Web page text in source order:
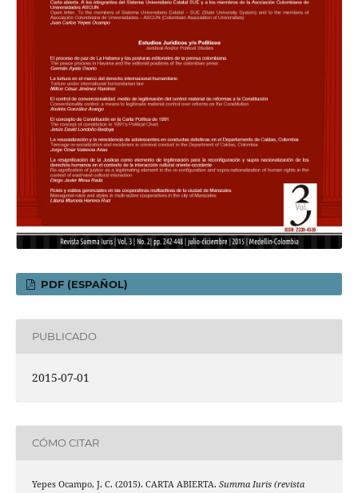
PDF (ESPAÑOL)
PUBLICADO
2015-07-01
CÓMO CITAR
Yepes Ocampo, J. C. (2015). CARTA ABIERTA. Summa Iuris (revista